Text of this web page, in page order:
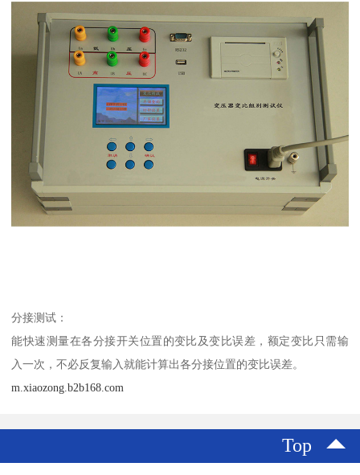
分接测试：
能快速测量在各分接开关位置的变比及变比误差，额定变比只需输
入一次，不必反复输入就能计算出各分接位置的变比误差。
m.xiaozong.b2b168.com
Top